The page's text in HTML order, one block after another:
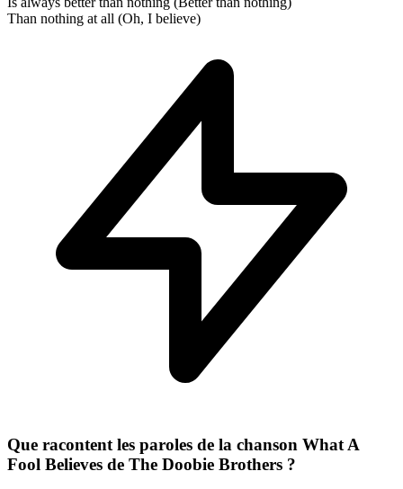
Than nothing at all (Oh, I believe)
Que racontent les paroles de la chanson What A
Fool Believes de The Doobie Brothers ?